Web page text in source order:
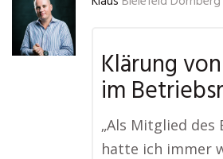
Klärung
im
„Als Mitglied
hatte ich immer